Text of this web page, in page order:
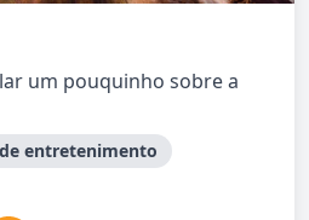
um pouquinho sobre a
entretenimento